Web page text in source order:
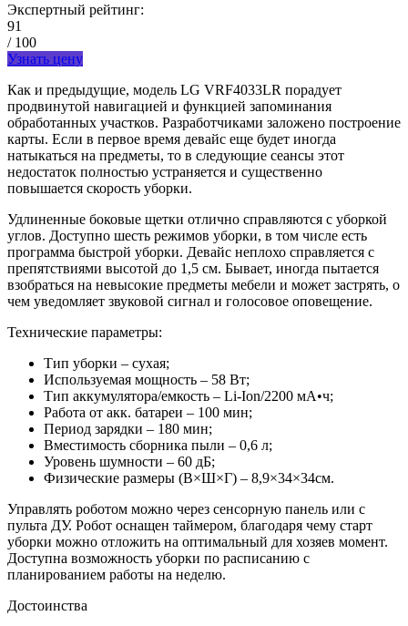
Экспертный рейтинг:
91
/ 100
Узнать цену
Как и предыдущие, модель LG VRF4033LR порадует
продвинутой навигацией и функцией запоминания
обработанных участков. Разработчиками заложено построение
карты. Если в первое время девайс еще будет иногда
натыкаться на предметы, то в следующие сеансы этот
недостаток полностью устраняется и существенно
повышается скорость уборки.
Удлиненные боковые щетки отлично справляются с уборкой
углов. Доступно шесть режимов уборки, в том числе есть
программа быстрой уборки. Девайс неплохо справляется с
препятствиями высотой до 1,5 см. Бывает, иногда пытается
взобраться на невысокие предметы мебели и может застрять, о
чем уведомляет звуковой сигнал и голосовое оповещение.
Технические параметры:
Тип уборки – сухая;
Используемая мощность – 58 Вт;
Тип аккумулятора/емкость – Li-Ion/2200 мА•ч;
Работа от акк. батареи – 100 мин;
Период зарядки – 180 мин;
Вместимость сборника пыли – 0,6 л;
Уровень шумности – 60 дБ;
Физические размеры (В×Ш×Г) – 8,9×34×34см.
Управлять роботом можно через сенсорную панель или с
пульта ДУ. Робот оснащен таймером, благодаря чему старт
уборки можно отложить на оптимальный для хозяев момент.
Доступна возможность уборки по расписанию с
планированием работы на неделю.
Достоинства